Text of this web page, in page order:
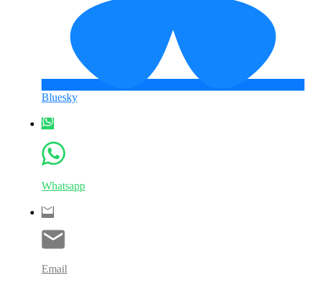
Bluesky
Whatsapp
Email